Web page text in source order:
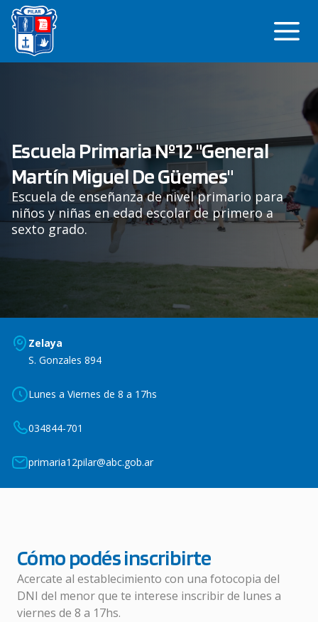
Saltar
contenido
Escuela Primaria Nº12 "General
Martín Miguel De Güemes"
Escuela de enseñanza de nivel primario para
niños y niñas en edad escolar de primero a
sexto grado.
Zelaya
S. Gonzales 894
Lunes a Viernes de 8 a 17hs
034844-701
primaria12pilar@abc.gob.ar
Cómo podés inscribirte
Acercate al establecimiento con una fotocopia del
DNI del menor que te interese inscribir de lunes a
viernes de 8 a 17hs.